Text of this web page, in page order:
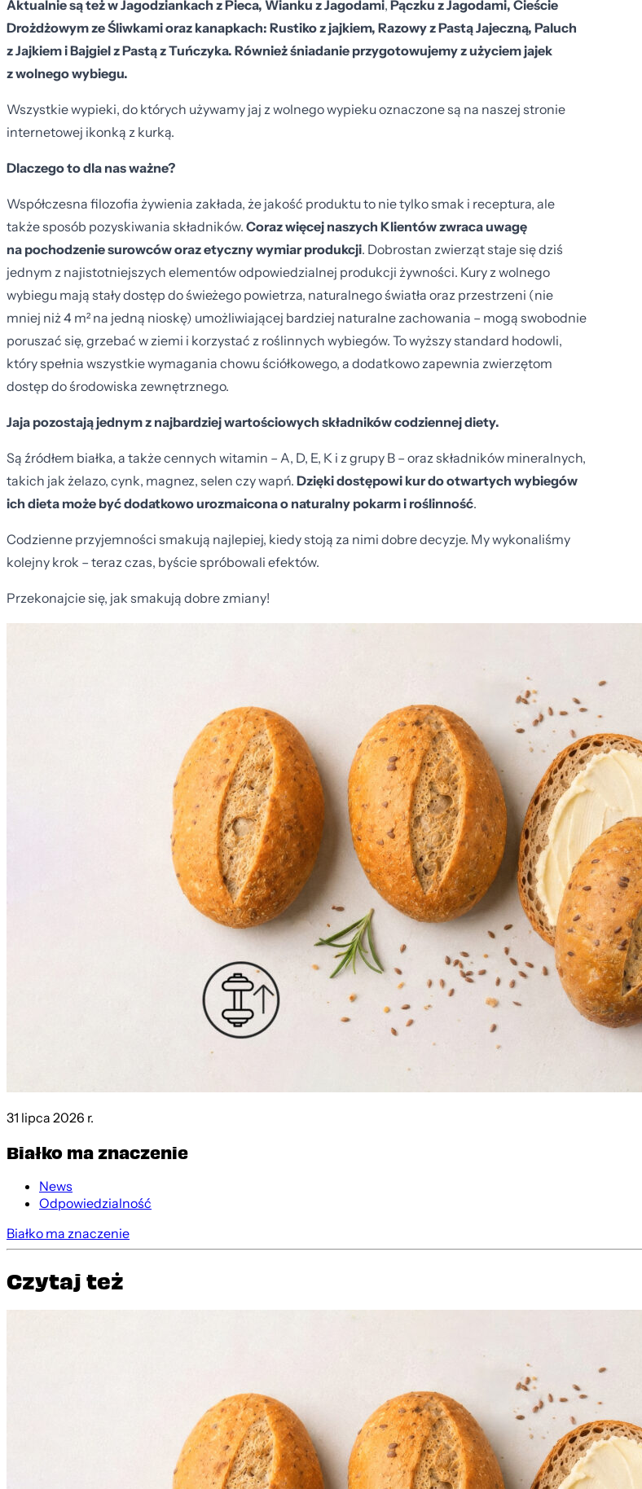
Aktualnie są też w Jagodziankach z Pieca, Wianku z Jagodami,Pączku z Jagodami, Cieście
Drożdżowym ze Śliwkami oraz kanapkach: Rustiko z jajkiem, Razowy z Pastą Jajeczną, Paluch
z Jajkiem i Bajgiel z Pastą z Tuńczyka. Również śniadanie przygotowujemy z użyciem jajek
z wolnego wybiegu.
Wszystkie wypieki, do których używamy jaj z wolnego wypieku oznaczone są na naszej stronie
internetowej ikonką z kurką.
Dlaczego to dla nas ważne?
Współczesna filozofia żywienia zakłada, że jakość produktu to nie tylko smak i receptura, ale
także sposób pozyskiwania składników.Coraz więcej naszych Klientów zwraca uwagę
na pochodzenie surowców oraz etyczny wymiar produkcji. Dobrostan zwierząt staje się dziś
jednym z najistotniejszych elementów odpowiedzialnej produkcji żywności. Kury z wolnego
wybiegu mają stały dostęp do świeżego powietrza, naturalnego światła oraz przestrzeni (nie
mniej niż 4 m² na jedną nioskę) umożliwiającej bardziej naturalne zachowania – mogą swobodnie
poruszać się, grzebać w ziemi i korzystać z roślinnych wybiegów. To wyższy standard hodowli,
który spełnia wszystkie wymagania chowu ściółkowego, a dodatkowo zapewnia zwierzętom
dostęp do środowiska zewnętrznego.
Jaja pozostają jednym z najbardziej wartościowych składników codziennej diety.
Są źródłem białka, a także cennych witamin – A, D, E, K i z grupy B – oraz składników mineralnych,
takich jak żelazo, cynk, magnez, selen czy wapń.Dzięki dostępowi kur do otwartych wybiegów
ich dieta może być dodatkowo urozmaicona o naturalny pokarm i roślinność.
Codzienne przyjemności smakują najlepiej, kiedy stoją za nimi dobre decyzje. My wykonaliśmy
kolejny krok – teraz czas, byście spróbowali efektów.
Przekonajcie się, jak smakują dobre zmiany!
31 lipca 2026 r.
Białko ma znaczenie
News
Odpowiedzialność
Białko ma znaczenie
Czytaj też